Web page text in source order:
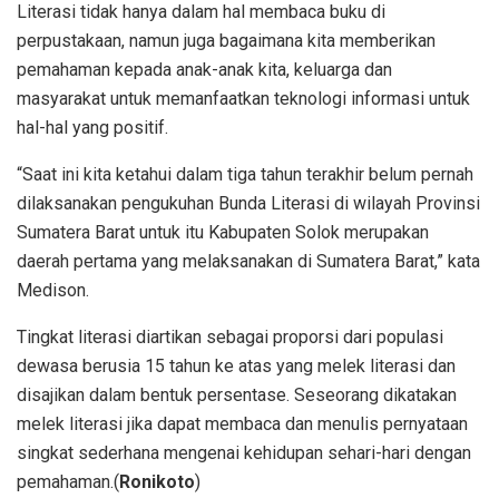
Literasi tidak hanya dalam hal membaca buku di
perpustakaan, namun juga bagaimana kita memberikan
pemahaman kepada anak-anak kita, keluarga dan
masyarakat untuk memanfaatkan teknologi informasi untuk
hal-hal yang positif.
“Saat ini kita ketahui dalam tiga tahun terakhir belum pernah
dilaksanakan pengukuhan Bunda Literasi di wilayah Provinsi
Sumatera Barat untuk itu Kabupaten Solok merupakan
daerah pertama yang melaksanakan di Sumatera Barat,” kata
Medison.
Tingkat literasi diartikan sebagai proporsi dari populasi
dewasa berusia 15 tahun ke atas yang melek literasi dan
disajikan dalam bentuk persentase. Seseorang dikatakan
melek literasi jika dapat membaca dan menulis pernyataan
singkat sederhana mengenai kehidupan sehari-hari dengan
pemahaman.(Ronikoto)